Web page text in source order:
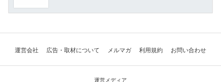
運営会社 広告・取材について メルマガ 利用規約 お問い合わせ
運営メディア